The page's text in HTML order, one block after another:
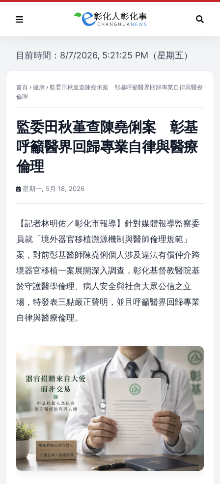
目前時間：8/7/2026, 5:21:25 PM（星期五）
首頁 健康
監委田秋堇查陳堯俐案 彰基呼籲醫界回歸專業自律與醫療
倫理
監委田秋堇查陳堯俐案 彰基
呼籲醫界回歸專業自律與醫療
倫理
星期一, 5月 18, 2026
【記者林明佑／彰化市報導】針對媒體報導監察委
員就「境外器官移植溯源機制與醫師倫理規範」
案，對前彰基醫師陳堯俐個人涉及違法有償仲介跨
境器官移植一案展開深入調查，彰化基督教醫院基
於守護醫學倫理、病人安全與社會大眾公信之立
場，特發表三點嚴正聲明，並且呼籲醫界回歸專業
自律與醫療倫理。